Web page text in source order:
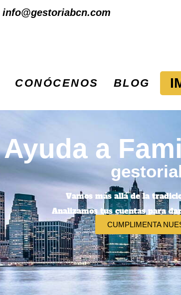
info@gestoriabcn.com
CONÓCENOS BLOG
Ayuda a
Vamos más allá de la
Analizamos tus cuentas para
CUMPLIMENTA